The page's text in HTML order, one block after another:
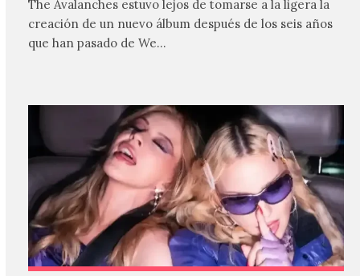
The Avalanches estuvo lejos de tomarse a la ligera la
creación de un nuevo álbum después de los seis años
que han pasado de We…